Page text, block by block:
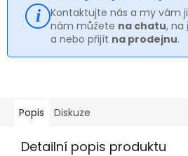
Kontaktujte nás a my vám
nám můžete na chatu, na
a nebo přijít na prodejnu.
Popis Diskuze
Detailní popis produktu